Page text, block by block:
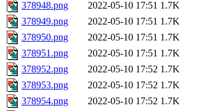
378948.png
2022-05-10 17:51 1.7K
378949.png
2022-05-10 17:51 1.7K
378950.png
2022-05-10 17:51 1.7K
378951.png
2022-05-10 17:51 1.7K
378952.png
2022-05-10 17:52 1.7K
378953.png
2022-05-10 17:52 1.7K
378954.png
2022-05-10 17:52 1.7K